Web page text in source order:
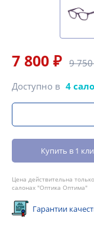
7 800 ₽ 9
Доступно в 4
Купить в 1
Цена действительна
салонах "Оптика Оптима"
Гарантии